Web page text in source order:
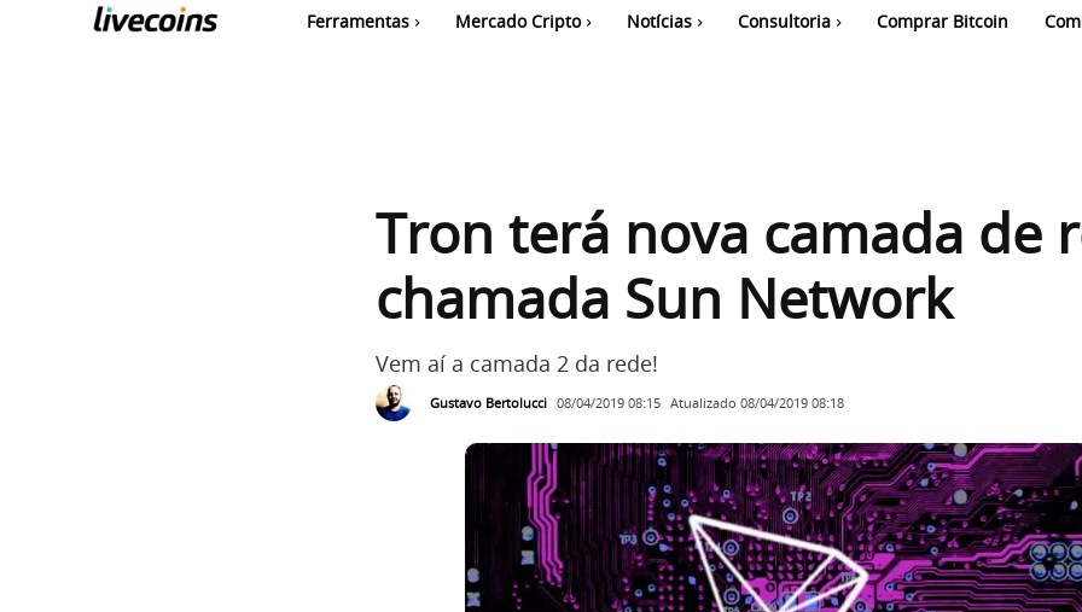
Ferramentas Mercado Cripto Notícias Consultoria Comprar Bitcoin
Tron terá nova camada de
chamada Sun Network
Vem aí a camada 2 da rede!
Gustavo Bertolucci 08/04/2019 08:15 Atualizado 08/04/2019 08:18